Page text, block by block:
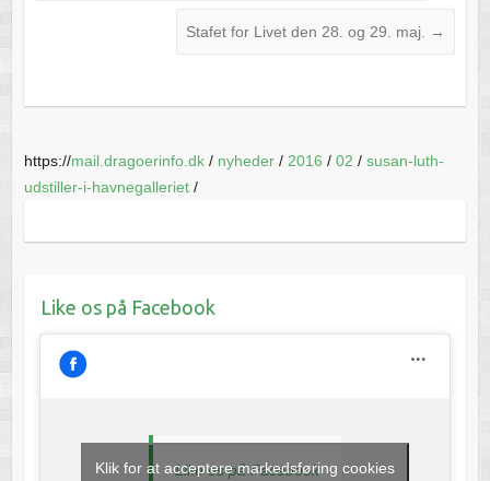
Stafet for Livet den 28. og 29. maj. →
https://mail.dragoerinfo.dk/ nyheder/ 2016 / 02 / susan-luth-
udstiller-i-havnegalleriet/
Like os på Facebook
Like os på Facebook
Klik for at acceptere markedsføring cookies